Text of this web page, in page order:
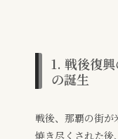
1. 戦後復興
の誕生
戦後、那覇の街が
焼き尽くされた後